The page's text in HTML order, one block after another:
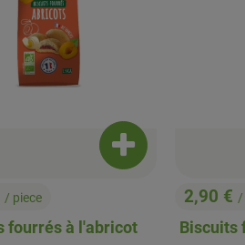
panier
/ piece
fourrés à l'abricot
Ajouter le produit
, Prix:
2,90 € /
Biscuits